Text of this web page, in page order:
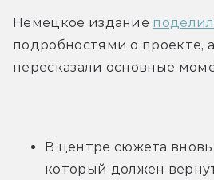
Немецкое издание
подробностями о проекте,
пересказали основные
В центре сюжета
который должен